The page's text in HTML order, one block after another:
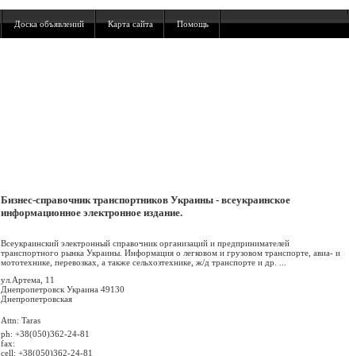
Доска объявлений Карта сайта Помощь
Бизнес-справочник транспортников Украины - всеукраинское
информационное электронное издание.
Всеукраинский электронный справочник организаций и предпринимателей
транспортного рынка Украины. Информация о легковом и грузовом транспорте, авиа- и
мототехнике, перевозках, а также сельхозтехнике, ж/д транспорте и др. ...
ул.Артема, 11
Днепропетровск Украина 49130
Днепропетровская
Attn: Taras
ph: +38(050)362-24-81
fax:
cell: +38(050)362-24-81